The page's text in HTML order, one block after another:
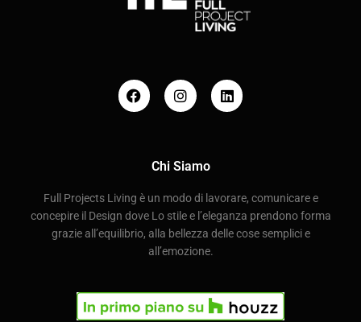
Chi Siamo
Full Projects Living è un modo di lavorare, comunicare e
concepire il Design dove Lo stile e l’eleganza prendono forma
grazie all’equilibrio, alla bellezza delle cose semplici e
all’emozione.